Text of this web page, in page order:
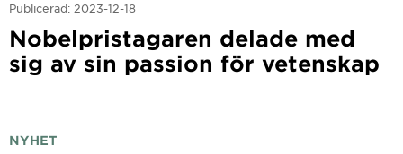
Publicerad: 2023-12-18
Nobelpristagaren delade med
sig av sin passion för vetenskap
NYHET